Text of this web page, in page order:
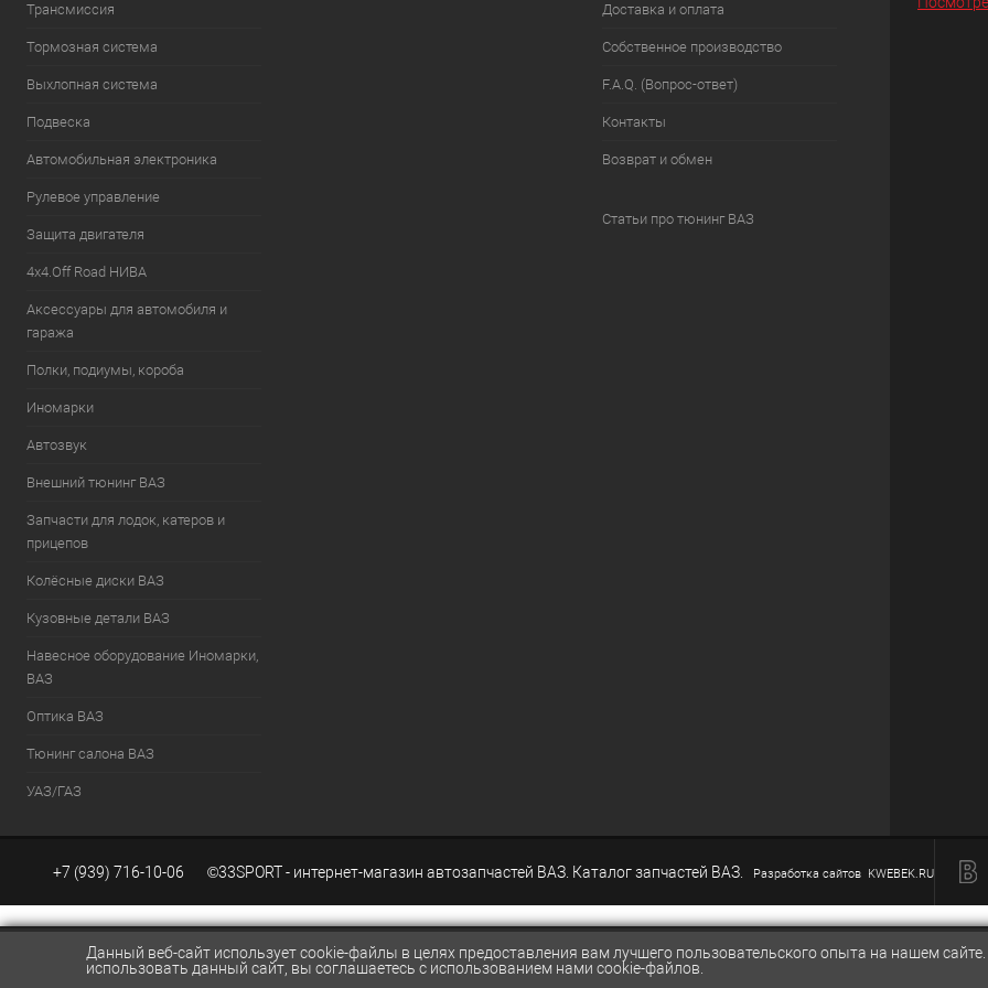
Трансмиссия
Тормозная система
Выхлопная система
Подвеска
Автомобильная электроника
Рулевое управление
Защита двигателя
4х4.Off Road НИВА
Аксессуары для автомобиля и
гаража
Полки, подиумы, короба
Иномарки
Автозвук
Внешний тюнинг ВАЗ
Запчасти для лодок, катеров и
прицепов
Колёсные диски ВАЗ
Кузовные детали ВАЗ
Навесное оборудование Иномарки,
ВАЗ
Оптика ВАЗ
Тюнинг салона ВАЗ
УАЗ/ГАЗ
Доставка и оплата
Собственное производство
F.A.Q. (Вопрос-ответ)
Контакты
Возврат и обмен
Статьи про тюнинг ВАЗ
+7 (939) 716-10-06 ©33SPORT - интернет-магазин автозапчастей ВАЗ. Каталог запчастей ВАЗ. Разработка сайтов KWEBEK.RU
ОБРАТНАЯ СВЯЗЬ
+7 (939) 716-10-06 manager@33sport.ru
Данный веб-сайт использует cookie-файлы в целях предоставления вам лучшего пользовательского опыта на нашем
использовать данный сайт, вы соглашаетесь с использованием нами cookie-файлов.